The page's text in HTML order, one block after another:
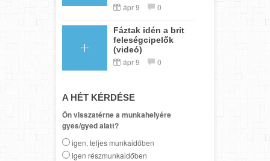
ápr 9 0
Fáztak idén a brit
feleségcipelők
(videó)
ápr 9 0
A HÉT KÉRDÉSE
Ön visszatérne a munkahelyére
gyes/gyed alatt?
igen, teljes munkaidőben
igen részmunkaidőben